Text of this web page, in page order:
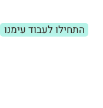
התחילו לעבוד עימנו